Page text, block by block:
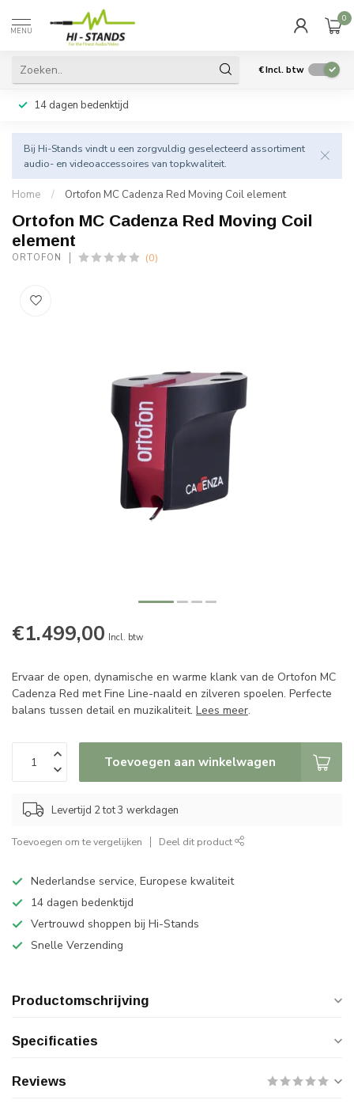
MENU
0
€Incl. btw
14 dagen bedenktijd
Bij Hi-Stands vindt u een zorgvuldig geselecteerd assortiment
audio- en videoaccessoires van topkwaliteit.
Home / Ortofon MC Cadenza Red Moving Coil element
Ortofon MC Cadenza Red Moving Coil
element
ORTOFON (0)
€1.499,00 Incl. btw
Ervaar de open, dynamische en warme klank van de Ortofon MC
Cadenza Red met Fine Line-naald en zilveren spoelen. Perfecte
balans tussen detail en muzikaliteit. Lees meer.
Toevoegen aan winkelwagen
Levertijd 2 tot 3 werkdagen
Toevoegen om te vergelijken Deel dit product
Nederlandse service, Europese kwaliteit
14 dagen bedenktijd
Vertrouwd shoppen bij Hi-Stands
Snelle Verzending
Productomschrijving
Specificaties
Reviews